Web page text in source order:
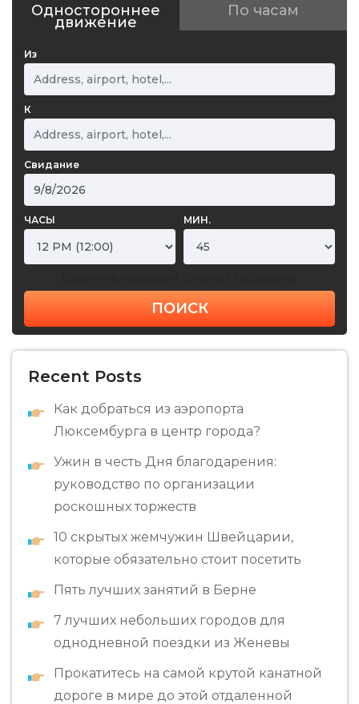
Одностороннее
движение
По часам
Из
К
Свидание
ЧАСЫ МИН.
ПОИСК
Recent Posts
Как добраться из аэропорта
Люксембурга в центр города?
Ужин в честь Дня благодарения:
руководство по организации
роскошных торжеств
10 скрытых жемчужин Швейцарии,
которые обязательно стоит посетить
Пять лучших занятий в Берне
7 лучших небольших городов для
однодневной поездки из Женевы
Прокатитесь на самой крутой канатной
дороге в мире до этой отдаленной